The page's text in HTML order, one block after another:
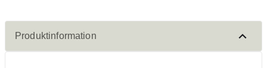
Produktinformation